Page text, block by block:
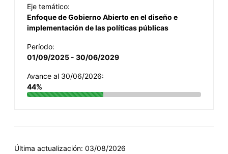
Eje temático:
Enfoque de Gobierno Abierto en el diseño e
implementación de las políticas públicas
Período:
01/09/2025 - 30/06/2029
Avance al 30/06/2026:
44%
Última actualización: 03/08/2026